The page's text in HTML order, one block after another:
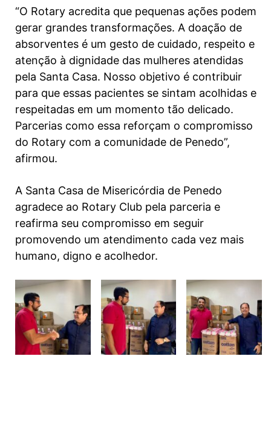
“O Rotary acredita que pequenas ações podem
gerar grandes transformações. A doação de
absorventes é um gesto de cuidado, respeito e
atenção à dignidade das mulheres atendidas
pela Santa Casa. Nosso objetivo é contribuir
para que essas pacientes se sintam acolhidas e
respeitadas em um momento tão delicado.
Parcerias como essa reforçam o compromisso
do Rotary com a comunidade de Penedo”,
afirmou.
A Santa Casa de Misericórdia de Penedo
agradece ao Rotary Club pela parceria e
reafirma seu compromisso em seguir
promovendo um atendimento cada vez mais
humano, digno e acolhedor.